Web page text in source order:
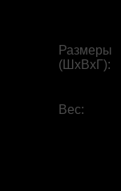
Размеры
(ШхВхГ):
Вес: